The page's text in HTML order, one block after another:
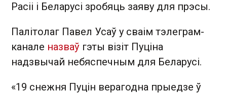
Расіі і Беларусі зробяць заяву для прэсы.
Палітолаг Павел Усаў у сваім тэлеграм-
канале назваў гэты візіт Пуціна
надзвычай небяспечным для Беларусі.
«19 снежня Пуцін верагодна прыедзе ў